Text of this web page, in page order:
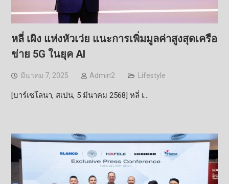
หลี่ เผิง แห่งหัวเว่ย แนะการเพิ่มมูลค่าสูงสุดเครือ
ข่าย 5G ในยุค AI
มีนาคม 7, 2025 Admin2 Lifestyle
[บาร์เซโลนา, สเปน, 5 มีนาคม 2568] หลี่ เ…